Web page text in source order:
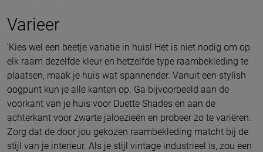
Varieer
‘Kies wel een beetje variatie in huis! Het is niet nodig om op
elk raam dezelfde kleur en hetzelfde type raambekleding te
plaatsen, maak je huis wat spannender. Vanuit een stylish
oogpunt kun je alle kanten op. Ga bijvoorbeeld aan de
voorkant van je huis voor Duette Shades en aan de
achterkant voor zwarte jaloezieën en probeer zo te variëren.
Zorg dat de door jou gekozen raambekleding matcht bij de
stijl van je interieur. Als je stijl vintage industrieel is, zou een